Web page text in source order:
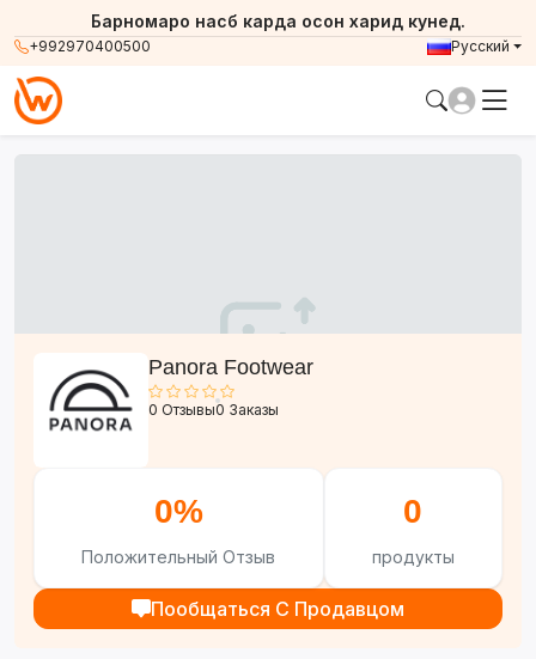
+992970400500
Барномаро насб карда осон харид кунед.
Русский
Panora Footwear
0 Отзывы0 Заказы
0%
Положительный Отзыв
0
продукты
Пообщаться С Продавцом